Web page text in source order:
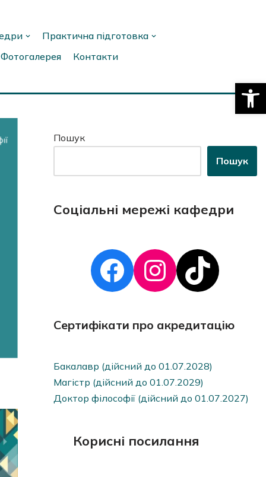
Практична підготовка
Фотогалерея
Контакти
Пошук
Пошук
Соціальні мережі кафедри
Сертифікати про акредитацію
Бакалавр (дійсний до 01.07.2028)
Магістр (дійсний до 01.07.2029)
Доктор філософії (дійсний до 01.07.2027)
Корисні посилання